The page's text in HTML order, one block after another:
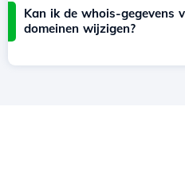
Kan ik de whois-gegevens
domeinen wijzigen?